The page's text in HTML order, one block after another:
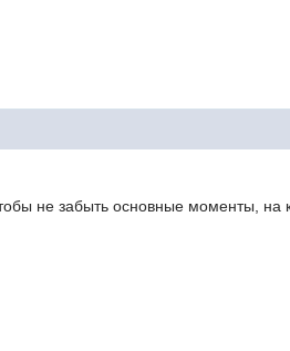
не забыть основные моменты, на